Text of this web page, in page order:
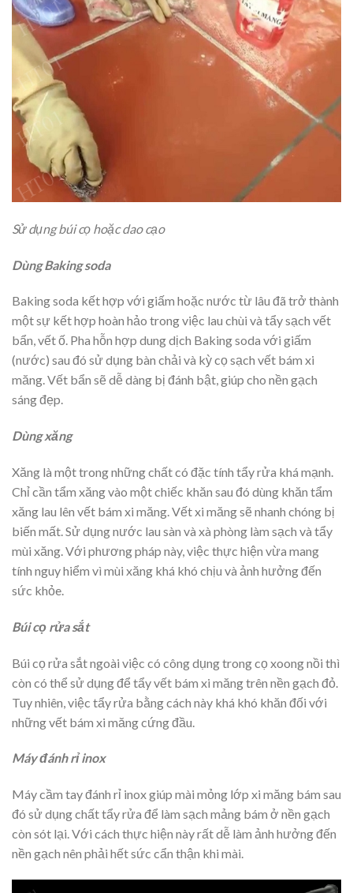
Sử dụng búi cọ hoặc dao cạo
Dùng Baking soda
Baking soda kết hợp với giấm hoặc nước từ lâu đã trở thành
một sự kết hợp hoàn hảo trong việc lau chùi và tẩy sạch vết
bẩn, vết ố. Pha hỗn hợp dung dịch Baking soda với giấm
(nước) sau đó sử dụng bàn chải và kỳ cọ sạch vết bám xi
măng. Vết bẩn sẽ dễ dàng bị đánh bật, giúp cho nền gạch
sáng đẹp.
Dùng xăng
Xăng là một trong những chất có đặc tính tẩy rửa khá mạnh.
Chỉ cần tẩm xăng vào một chiếc khăn sau đó dùng khăn tẩm
xăng lau lên vết bám xi măng. Vết xi măng sẽ nhanh chóng bị
biến mất. Sử dụng nước lau sàn và xà phòng làm sạch và tẩy
mùi xăng. Với phương pháp này, việc thực hiện vừa mang
tính nguy hiểm vì mùi xăng khá khó chịu và ảnh hưởng đến
sức khỏe.
Búi cọ rửa sắt
Búi cọ rửa sắt ngoài việc có công dụng trong cọ xoong nồi thì
còn có thể sử dụng để tẩy vết bám xi măng trên nền gạch đỏ.
Tuy nhiên, việc tẩy rửa bằng cách này khá khó khăn đối với
những vết bám xi măng cứng đầu.
Máy đánh rỉ inox
Máy cầm tay đánh rỉ inox giúp mài mỏng lớp xi măng bám sau
đó sử dụng chất tẩy rửa để làm sạch mảng bám ở nền gạch
còn sót lại. Với cách thực hiện này rất dễ làm ảnh hưởng đến
nền gạch nên phải hết sức cẩn thận khi mài.